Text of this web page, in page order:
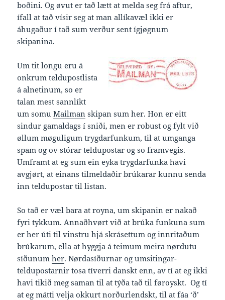
boðini. Og øvut er tað lætt at melda seg frá aftur,
ífall at tað vísir seg at man allíkavæl ikki er
áhugaður í tað sum verður sent ígjøgnum
skipanina.
Um tit longu eru á
onkrum teldupostlista
á alnetinum, so er
talan mest sannlíkt
um somuMailman skipan sum her. Hon er eitt
sindur gamaldags í sniði, men er robust og fylt við
øllum møguligum trygdarfunkum, til at umganga
spam og ov stórar teldupostar og so framvegis.
Umframt at eg sum ein eyka trygdarfunka havi
avgjørt, at einans tilmeldaðir brúkarar kunnu senda
inn teldupostar til listan.
So tað er væl bara at royna, um skipanin er nakað
fyri tykkum. Annaðhvørt við at brúka funkuna sum
er her úti til vinstru hjá skrásettum og innritaðum
brúkarum, ella at hyggja á teimum meira nørdutu
síðunumher. Nørdasíðurnar og umsitingar-
teldupostarnir tosa tíverri danskt enn, av tí at eg ikki
havi tikið meg saman til at týða tað til føroyskt. Og tí
at eg mátti velja okkurt norðurlendskt, til at fáa ‘ð’